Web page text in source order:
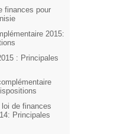
finances pour
2015:
: Principales
de finances
Principales